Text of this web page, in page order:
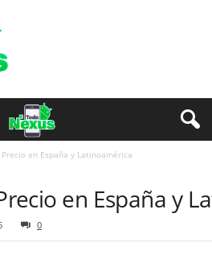
Precio en España y Latinoamérica
en España y
0